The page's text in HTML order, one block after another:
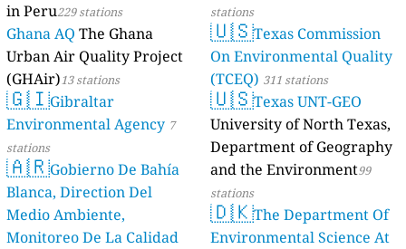
in Peru229 stations
Ghana AQ The Ghana
Urban Air Quality Project
(GHAir)13 stations
🇬🇮Gibraltar
Environmental Agency 7
stations
🇦🇷Gobierno De Bahía
Blanca, Direction Del
Medio Ambiente,
Monitoreo De La Calidad
stations
🇺🇸Texas Commission
On Environmental Quality
(TCEQ) 311 stations
🇺🇸Texas UNT-GEO
University of North Texas,
Department of Geography
and the Environment99
stations
🇩🇰The Department Of
Environmental Science At